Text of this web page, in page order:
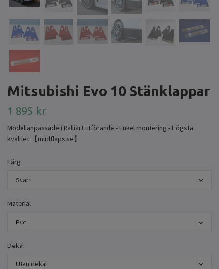
Mitsubishi Evo 10 Stänklappar
1 895 kr
Modellanpassade i Ralliart utförande - Enkel montering - Högsta
kvalitet 【mudflaps.se】
Färg
Svart
Material
Pvc
Dekal
Utan dekal